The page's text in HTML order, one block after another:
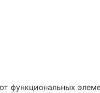
функциональных